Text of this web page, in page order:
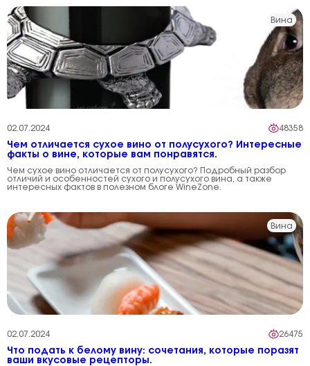
Вина
02.07.2024 48358
Чем отличается сухое вино от полусухого? Интересные
факты о вине, которые вам понравятся.
Чем сухое вино отличается от полусухого? Подробный разбор
отличий и особенностей сухого и полусухого вина, а также
интересных фактов в полезном блоге WineZone.
Вина
02.07.2024 26475
Что подать к белому вину: сочетания, которые поразят
ваши вкусовые рецепторы.